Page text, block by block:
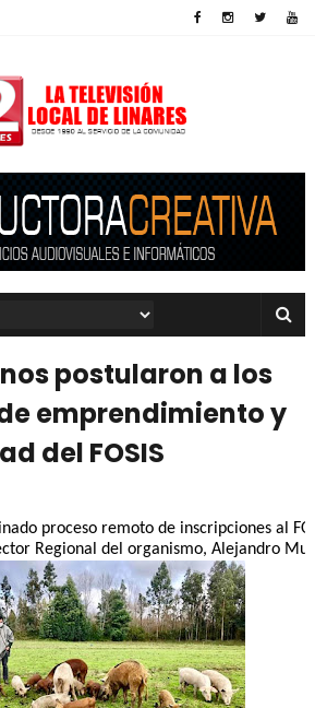
postularon a los
emprendimiento y
del FOSIS
proceso remoto de inscripciones al
Regional del organismo, Alejandro